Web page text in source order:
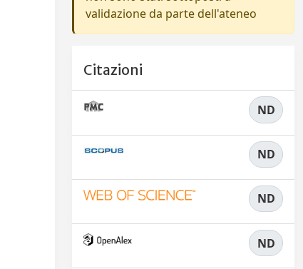
validazione da parte dell'ateneo
Citazioni
ND
ND
ND
ND